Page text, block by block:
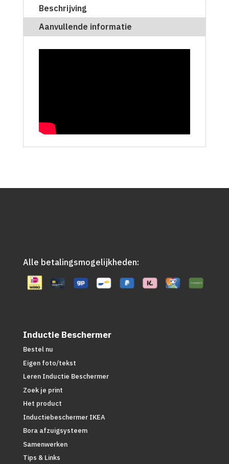
Beschrijving
Aanvullende informatie
Alle betalingsmogelijkheden:
Inductie Beschermer
Bestel nu
Eigen foto/tekst
Leren Inductie Beschermer
Zoek je print
Het product
Inductiebeschermer IKEA
Bora afzuigsysteem
Samenwerken
Tips & Links